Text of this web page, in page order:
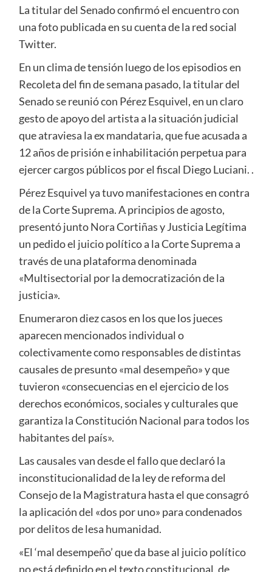
La titular del Senado confirmó el encuentro con
una foto publicada en su cuenta de la red social
Twitter.
En un clima de tensión luego de los episodios en
Recoleta del fin de semana pasado, la titular del
Senado se reunió con Pérez Esquivel, en un claro
gesto de apoyo del artista a la situación judicial
que atraviesa la ex mandataria, que fue acusada a
12 años de prisión e inhabilitación perpetua para
ejercer cargos públicos por el fiscal Diego Luciani. .
Pérez Esquivel ya tuvo manifestaciones en contra
de la Corte Suprema. A principios de agosto,
presentó junto Nora Cortiñas y Justicia Legítima
un pedido el juicio político a la Corte Suprema a
través de una plataforma denominada
«Multisectorial por la democratización de la
justicia».
Enumeraron diez casos en los que los jueces
aparecen mencionados individual o
colectivamente como responsables de distintas
causales de presunto «mal desempeño» y que
tuvieron «consecuencias en el ejercicio de los
derechos económicos, sociales y culturales que
garantiza la Constitución Nacional para todos los
habitantes del país».
Las causales van desde el fallo que declaró la
inconstitucionalidad de la ley de reforma del
Consejo de la Magistratura hasta el que consagró
la aplicación del «dos por uno» para condenados
por delitos de lesa humanidad.
«El ‘mal desempeño’ que da base al juicio político
no está definido en el texto constitucional, de